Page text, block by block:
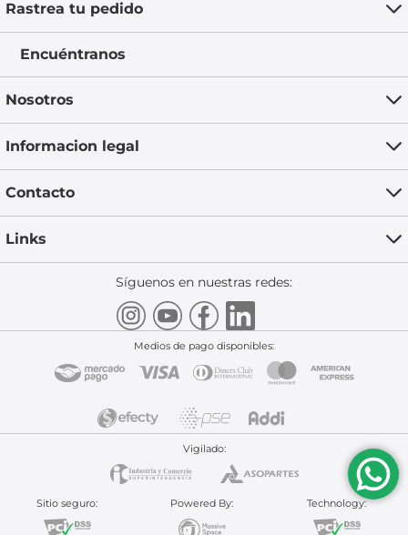
Rastrea tu pedido
Encuéntranos
Nosotros
Informacion legal
Contacto
Links
Síguenos en nuestras redes:
Medios de pago disponibles:
Vigilado:
Sitio seguro: Powered By: Technology: